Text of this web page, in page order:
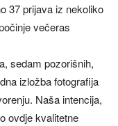
37 prijava iz nekoliko
večeras
sedam pozorišnih,
izložba fotografija
Naša intencija,
ovdje kvalitetne